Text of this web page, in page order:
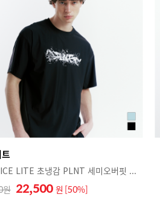
ICE LITE 초냉감 PLNT 세미오버핏 반팔티
22,500 원 [50%]